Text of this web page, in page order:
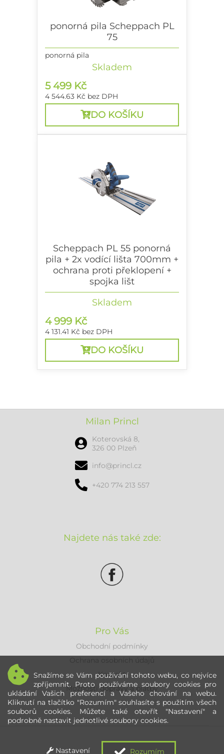
Snažíme se Vám používání tohoto webu, co nejvíce
zpříjemnit. Proto používáme soubory cookies pro
ukládání Vašich preferencí a Vašeho chování na webu.
Kliknutí na tlačítko "Rozumím" souhlasíte s použitím všech
souborů cookies. Můžete také otevřít "Nastavení" a
podrobně nastavit jednotlivé soubory cookies.
Nastavení Rozumím
ponorná pila Scheppach PL
75
ponorná pila
Skladem
5 499 Kč
4 544.63 Kč bez DPH
DO KOŠÍKU
Scheppach PL 55 ponorná
pila + 2x vodící lišta 700mm +
ochrana proti překlopení +
spojka lišt
Skladem
4 999 Kč
4 131.41 Kč bez DPH
DO KOŠÍKU
Milan Princl
Koterovská 8,
326 00 Plzeň
info@princl.cz
+420 774 213 557
Najdete nás také zde:
Pro Vás
Obchodní podmínky
Kontakt
Možnosti dopravy a platby